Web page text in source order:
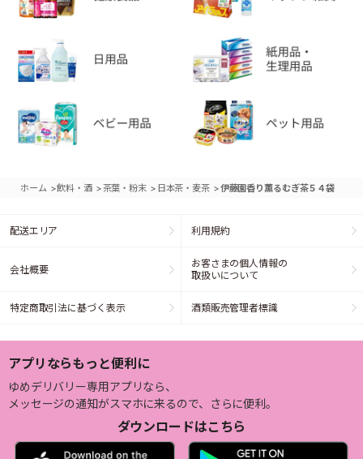
ホーム >飲料・酒 >茶葉・粉末 > 日本茶・麦茶 >伊藤園香り薫るむぎ茶５４袋
配送エリア 利用規約
会社概要
お客さまの個人情報の
取扱いについて
特定商取引法に基づく表示 酒類販売管理者標識
アプリならもっと便利に
ゆめデリバリー専用アプリなら、
メッセージの通知がスマホに来るので、さらに便利。
ダウンロードはこちら